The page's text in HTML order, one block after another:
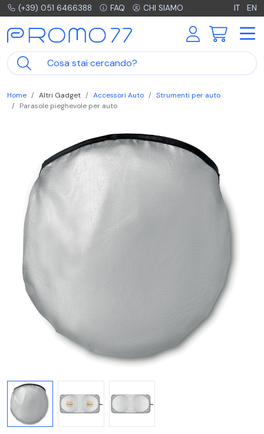
(+39) 051 6466388 FAQ CHI SIAMO IT EN
Home Altri Gadget Accessori Auto
Strumenti per auto
Parasole pieghevole per auto